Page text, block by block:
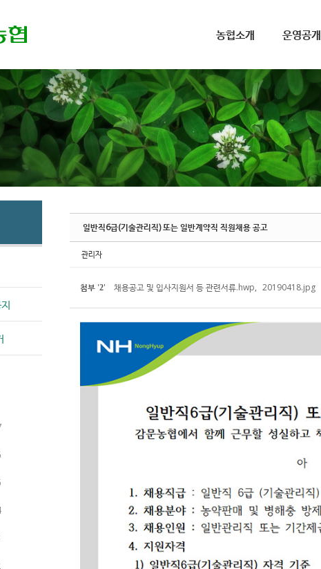
농협소개 운영공개
일반직6급(기술관리직) 또는 일반계약직 직원채용 공고
관리자
첨부 '2' 채용공고 및 입사지원서 등 관련서류.hwp, 20190418.jpg